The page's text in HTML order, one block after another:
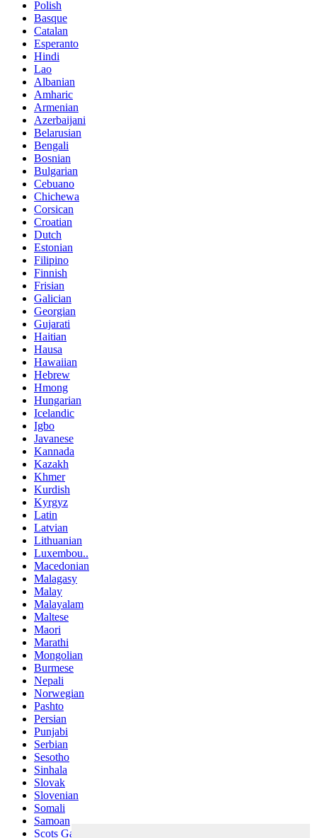
Polish
Basque
Catalan
Esperanto
Hindi
Lao
Albanian
Amharic
Armenian
Azerbaijani
Belarusian
Bengali
Bosnian
Bulgarian
Cebuano
Chichewa
Corsican
Croatian
Dutch
Estonian
Filipino
Finnish
Frisian
Galician
Georgian
Gujarati
Haitian
Hausa
Hawaiian
Hebrew
Hmong
Hungarian
Icelandic
Igbo
Javanese
Kannada
Kazakh
Khmer
Kurdish
Kyrgyz
Latin
Latvian
Lithuanian
Luxembou..
Macedonian
Malagasy
Malay
Malayalam
Maltese
Maori
Marathi
Mongolian
Burmese
Nepali
Norwegian
Pashto
Persian
Punjabi
Serbian
Sesotho
Sinhala
Slovak
Slovenian
Somali
Samoan
Scots Gaelic